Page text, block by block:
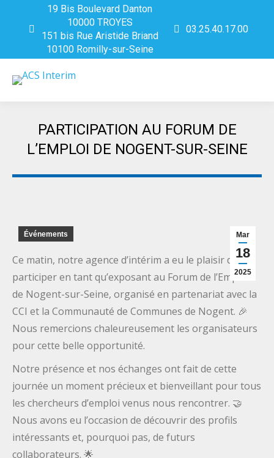
19 Bis Boulevard Danton
10000 TROYES
151 bis Rue Aristide Briand
10100 Romilly-sur-Seine
03.25.40.17.00
PARTICIPATION AU FORUM DE
L’EMPLOI DE NOGENT-SUR-SEINE
Mar
18
2025
Événements
Ce matin, notre agence d’intérim a eu le plaisir de
participer en tant qu’exposant au Forum de l’Emploi
de Nogent-sur-Seine, organisé en partenariat avec la
CCI et la Communauté de Communes de Nogent. 🎉
Nous remercions chaleureusement les organisateurs
pour cette belle opportunité.
Notre présence et nos échanges ont fait de cette
journée un moment précieux et bienveillant pour tous
les chercheurs d’emploi venus nous rencontrer. 🤝
Nous avons eu l’occasion de découvrir des profils
intéressants et, pourquoi pas, de futurs
collaborateurs. 🌟